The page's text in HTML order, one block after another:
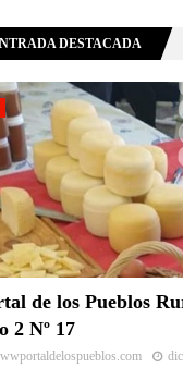
DESTACADA
de los Pueblos
2 Nº 17